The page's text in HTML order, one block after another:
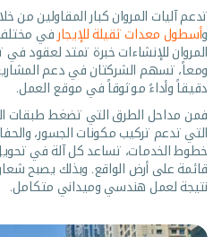
تدعم آليات المروان كبار المقاولين من
وأسطول معدات ثقيلة للإيجار في مختلف
المروان للإنشاءات خبرة تمتد لعقود في
ومعاً، تسهم الشركتان في دعم
دقيقاً وأداءً موثوقاً في موقع العمل.
فمن مداحل الطرق التي تضغط طبقات
التي تدعم تركيب مكونات الجسور،
خطوط الخدمات، تساعد كل آلة في تحويل
قائمة على أرض الواقع. وبذلك يصبح
نتيجة لعمل هندسي وميداني متكامل.